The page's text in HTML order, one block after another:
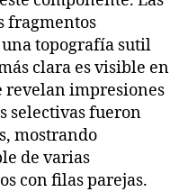
fragmentos
topografía sutil
clara es visible en
revelan impresiones
selectivas fueron
mostrando
de varias
con filas parejas.